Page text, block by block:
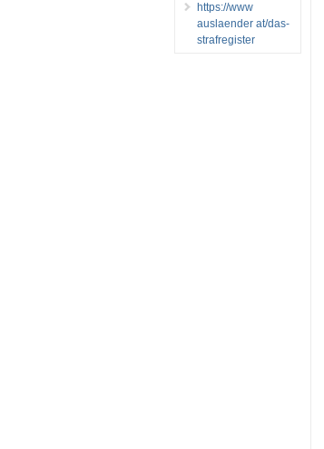
https://www
auslaender at/das-
strafregister